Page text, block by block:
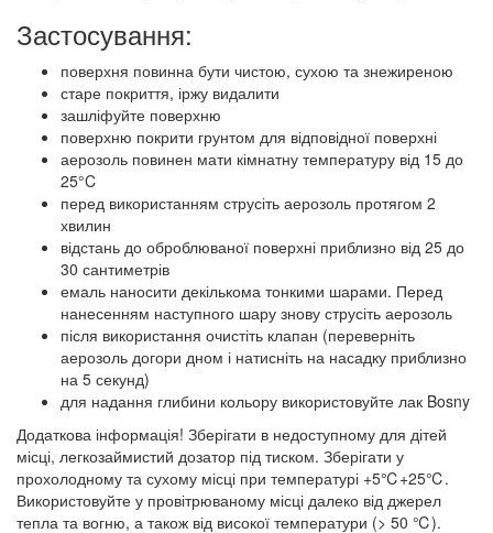
Застосування:
поверхня повинна бути чистою, сухою та знежиреною
старе покриття, іржу видалити
зашліфуйте поверхню
поверхню покрити грунтом для відповідної поверхні
аерозоль повинен мати кімнатну температуру від 15 до
25°C
перед використанням струсіть аерозоль протягом 2
хвилин
відстань до оброблюваної поверхні приблизно від 25 до
30 сантиметрів
емаль наносити декількома тонкими шарами. Перед
нанесенням наступного шару знову струсіть аерозоль
після використання очистіть клапан (переверніть
аерозоль догори дном і натисніть на насадку приблизно
на 5 секунд)
для надання глибини кольору використовуйте лак Bosny
Додаткова інформація! Зберігати в недоступному для дітей
місці, легкозаймистий дозатор під тиском. Зберігати у
прохолодному та сухому місці при температурі +5℃+25℃.
Використовуйте у провітрюваному місці далеко від джерел
тепла та вогню, а також від високої температури (> 50 ℃).